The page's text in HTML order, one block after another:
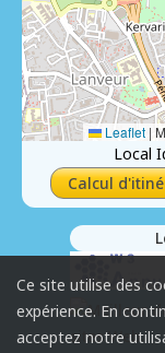
Leaflet |
Local
Calcul
Ce site utilise des
expérience. En
acceptez notre